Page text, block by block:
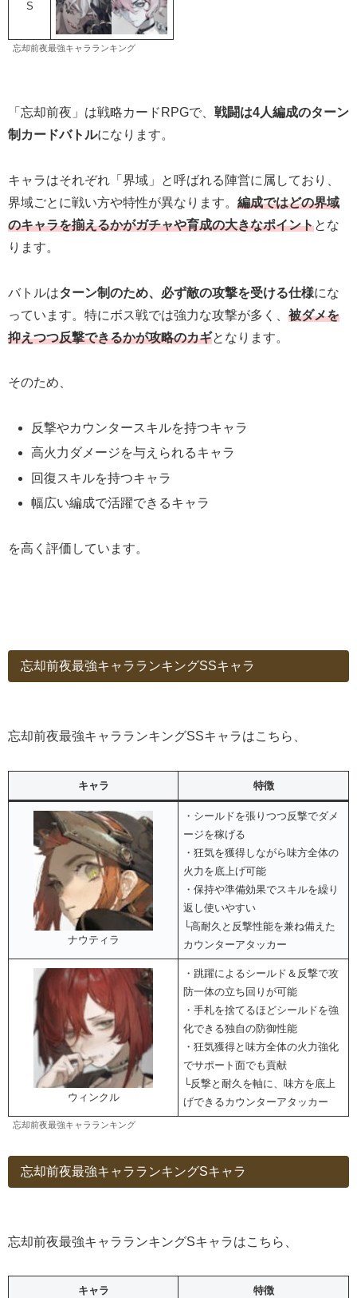
S
忘却前夜最強キャラランキング
「忘却前夜」は戦略カードRPGで、 戦闘は4人編成のターン
制カードバトルになります。
キャラはそれぞれ「界域」と呼ばれる陣営に属しており、
界域ごとに戦い方や特性が異なります。 編成ではどの界域
のキャラを揃えるかがガチャや育成の大きなポイントとな
ります。
バトルはターン制のため、必ず敵の攻撃を受ける仕様にな
っています。特にボス戦では強力な攻撃が多く、 被ダメを
抑えつつ反撃できるかが攻略のカギとなります。
そのため、
反撃やカウンタースキルを持つキャラ
高火力ダメージを与えられるキャラ
回復スキルを持つキャラ
幅広い編成で活躍できるキャラ
を高く評価しています。
忘却前夜最強キャラランキングSSキャラ
忘却前夜最強キャラランキングSSキャラはこちら、
キャラ 特徴
ナウティラ
・シールドを張りつつ反撃でダメ
ージを稼げる
・狂気を獲得しながら味方全体の
火力を底上げ可能
・保持や準備効果でスキルを繰り
返し使いやすい
└高耐久と反撃性能を兼ね備えた
カウンターアタッカー
ウィンクル
・跳躍によるシールド＆反撃で攻
防一体の立ち回りが可能
・手札を捨てるほどシールドを強
化できる独自の防御性能
・狂気獲得と味方全体の火力強化
でサポート面でも貢献
└反撃と耐久を軸に、味方を底上
げできるカウンターアタッカー
忘却前夜最強キャラランキング
忘却前夜最強キャラランキングSキャラ
忘却前夜最強キャラランキングSキャラはこちら、
キャラ 特徴